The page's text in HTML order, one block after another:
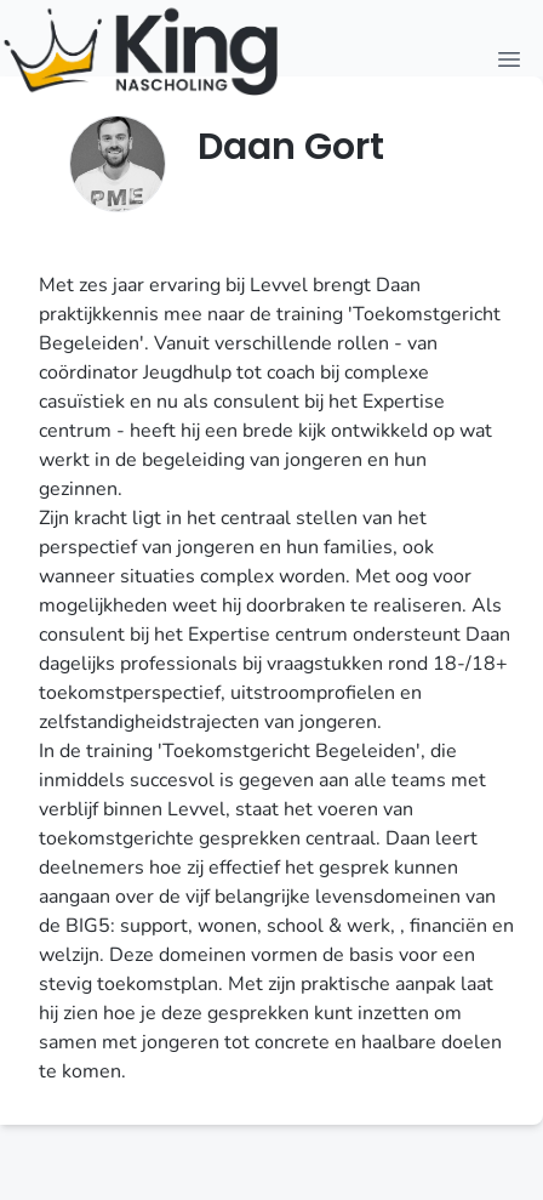
Daan Gort
Met zes jaar ervaring bij Levvel brengt Daan
praktijkkennis mee naar de training 'Toekomstgericht
Begeleiden'. Vanuit verschillende rollen - van
coördinator Jeugdhulp tot coach bij complexe
casuïstiek en nu als consulent bij het Expertise
centrum - heeft hij een brede kijk ontwikkeld op wat
werkt in de begeleiding van jongeren en hun
gezinnen.
Zijn kracht ligt in het centraal stellen van het
perspectief van jongeren en hun families, ook
wanneer situaties complex worden. Met oog voor
mogelijkheden weet hij doorbraken te realiseren. Als
consulent bij het Expertise centrum ondersteunt Daan
dagelijks professionals bij vraagstukken rond 18-/18+
toekomstperspectief, uitstroomprofielen en
zelfstandigheidstrajecten van jongeren.
In de training 'Toekomstgericht Begeleiden', die
inmiddels succesvol is gegeven aan alle teams met
verblijf binnen Levvel, staat het voeren van
toekomstgerichte gesprekken centraal. Daan leert
deelnemers hoe zij effectief het gesprek kunnen
aangaan over de vijf belangrijke levensdomeinen van
de BIG5: support, wonen, school & werk, , financiën en
welzijn. Deze domeinen vormen de basis voor een
stevig toekomstplan. Met zijn praktische aanpak laat
hij zien hoe je deze gesprekken kunt inzetten om
samen met jongeren tot concrete en haalbare doelen
te komen.